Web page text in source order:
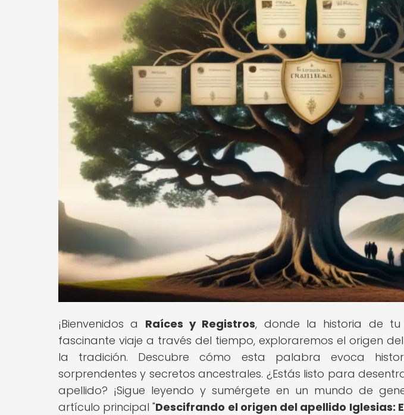
¡Bienvenidos a Raíces y Registros, donde la historia de
fascinante viaje a través del tiempo, exploraremos el origen
la tradición. Descubre cómo esta palabra evoca
sorprendentes y secretos ancestrales. ¿Estás listo para
apellido? ¡Sigue leyendo y sumérgete en un mundo de
artículo principal "Descifrando el origen del apellido Iglesias: